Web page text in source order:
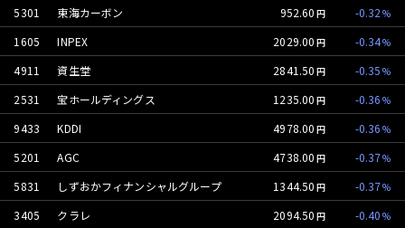
5301
東海カーボン 952.60
-0.32
1605
INPEX 2029.00
-0.34
4911
資生堂 2841.50
-0.35
2531
宝ホールディングス 1235.00
-0.36
9433
KDDI 4978.00
-0.36
5201
AGC 4738.00
-0.37
5831
しずおかフィナンシャルグループ 1344.50
-0.37
3405
クラレ 2094.50
-0.40